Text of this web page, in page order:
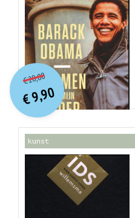
€20,00O
orspr
onkelijke
prijs
was:
€ 20,00.
€9,90
Huidige
prijs
is:
€ 9,90.
kunst